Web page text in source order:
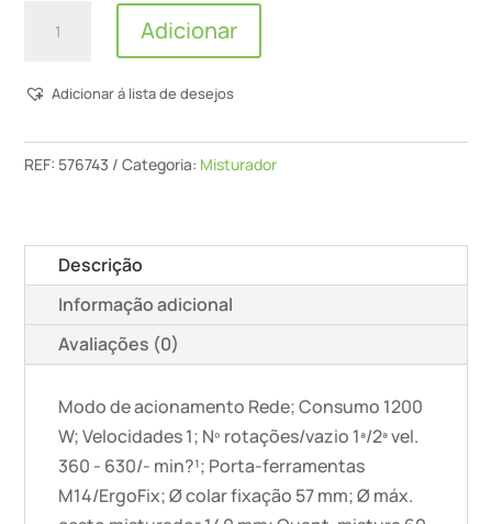
Quantidade
MX
RE
Adicionar
Adicionar á lista de desejos
REF: 576743 Categoria: Misturador
Descrição
Informação adicional
Avaliações (0)
Modo de acionamento Rede; Consumo 1200
W; Velocidades 1; Nº rotações/vazio 1ª/2ª vel.
360 - 630/- min?¹; Porta-ferramentas
M14/ErgoFix; Ø colar fixação 57 mm; Ø máx.